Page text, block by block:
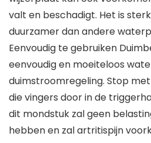
valt en beschadigt. Het is
duurzamer dan andere
Eenvoudig te gebruiken
eenvoudig en moeiteloos
duimstroomregeling. Stop
die vingers door in de
dit mondstuk zal geen
hebben en zal artritispijn